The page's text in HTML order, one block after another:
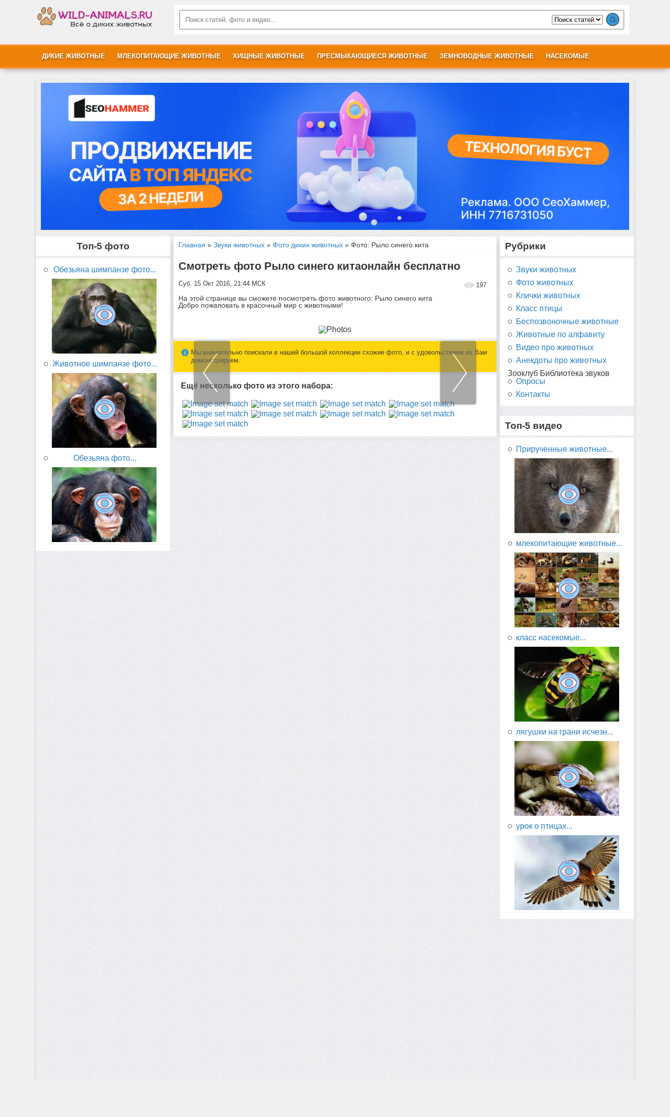
ДИКИЕ ЖИВОТНЫЕ МЛЕКОПИТАЮЩИЕ ЖИВОТНЫЕ ХИЩНЫЕ ЖИВОТНЫЕ ПРЕСМЫКАЮЩИЕСЯ ЖИВОТНЫЕ ЗЕМНОВОДНЫЕ ЖИВОТНЫЕ НАСЕКОМЫЕ
Топ-5 фото
Обезьяна шимпанзе фото...
Животное шимпанзе фото...
Обезьяна фото...
Главная » Звуки животных » Фото диких животных » Фото: Рыло синего кита
Смотреть фото Рыло синего китаонлайн бесплатно
Суб. 15 Окт 2016, 21:44 МСК 197
На этой странице вы сможете посмотреть фото животного: Рыло синего кита
Добро пожаловать в красочный мир с животными!
Мы внимательно поискали в нашей большой коллекции схожие фото, и с удовольствием их Вам
демонстрируем.
Ещё несколько фото из этого набора:
Рубрики
Звуки животных
Фото животных
Клички животных
Класс птицы
Беспозвоночные животные
Животные по алфавиту
Видео про животных
Анекдоты про животных
Зооклуб Библиотека звуков
Опросы
Контакты
Топ-5 видео
Прирученные животные...
млекопитающие животные...
класс насекомые...
лягушки на грани исчезн...
урок о птицах...